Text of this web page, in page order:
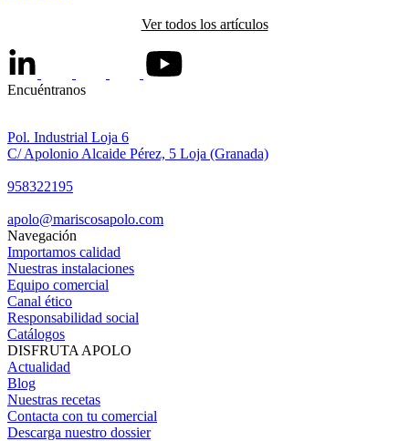
Ver todos los artículos
Encuéntranos
Pol. Industrial Loja 6
C/ Apolonio Alcaide Pérez, 5 Loja (Granada)
958322195
apolo@mariscosapolo.com
Navegación
Importamos calidad
Nuestras instalaciones
Equipo comercial
Canal ético
Responsabilidad social
Catálogos
DISFRUTA APOLO
Actualidad
Blog
Nuestras recetas
Contacta con tu comercial
Descarga nuestro dossier